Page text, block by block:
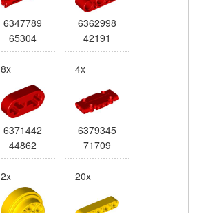
6347789
65304
6362998
42191
8x
6371442
44862
4x
6379345
71709
2x 20x